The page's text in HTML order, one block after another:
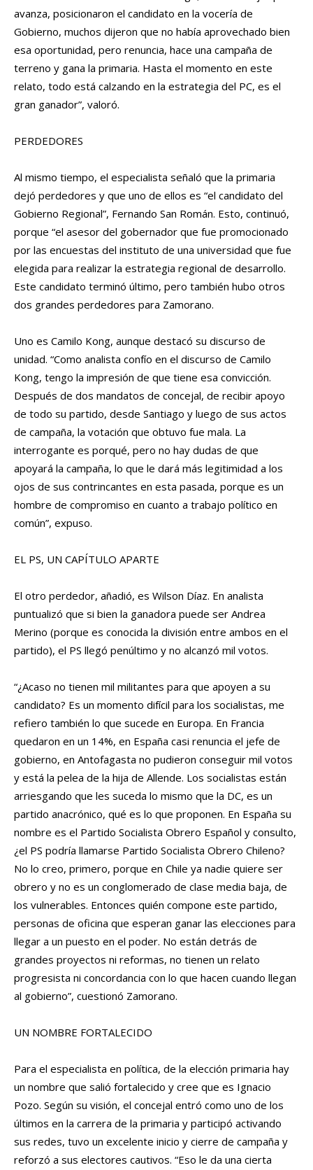
avanza, posicionaron el candidato en la vocería de
Gobierno, muchos dijeron que no había aprovechado bien
esa oportunidad, pero renuncia, hace una campaña de
terreno y gana la primaria. Hasta el momento en este
relato, todo está calzando en la estrategia del PC, es el
gran ganador”, valoró.
PERDEDORES
Al mismo tiempo, el especialista señaló que la primaria
dejó perdedores y que uno de ellos es “el candidato del
Gobierno Regional”, Fernando San Román. Esto, continuó,
porque “el asesor del gobernador que fue promocionado
por las encuestas del instituto de una universidad que fue
elegida para realizar la estrategia regional de desarrollo.
Este candidato terminó último, pero también hubo otros
dos grandes perdedores para Zamorano.
Uno es Camilo Kong, aunque destacó su discurso de
unidad. “Como analista confío en el discurso de Camilo
Kong, tengo la impresión de que tiene esa convicción.
Después de dos mandatos de concejal, de recibir apoyo
de todo su partido, desde Santiago y luego de sus actos
de campaña, la votación que obtuvo fue mala. La
interrogante es porqué, pero no hay dudas de que
apoyará la campaña, lo que le dará más legitimidad a los
ojos de sus contrincantes en esta pasada, porque es un
hombre de compromiso en cuanto a trabajo político en
común”, expuso.
EL PS, UN CAPÍTULO APARTE
El otro perdedor, añadió, es Wilson Díaz. En analista
puntualizó que si bien la ganadora puede ser Andrea
Merino (porque es conocida la división entre ambos en el
partido), el PS llegó penúltimo y no alcanzó mil votos.
“¿Acaso no tienen mil militantes para que apoyen a su
candidato? Es un momento difícil para los socialistas, me
refiero también lo que sucede en Europa. En Francia
quedaron en un 14%, en España casi renuncia el jefe de
gobierno, en Antofagasta no pudieron conseguir mil votos
y está la pelea de la hija de Allende. Los socialistas están
arriesgando que les suceda lo mismo que la DC, es un
partido anacrónico, qué es lo que proponen. En España su
nombre es el Partido Socialista Obrero Español y consulto,
¿el PS podría llamarse Partido Socialista Obrero Chileno?
No lo creo, primero, porque en Chile ya nadie quiere ser
obrero y no es un conglomerado de clase media baja, de
los vulnerables. Entonces quién compone este partido,
personas de oficina que esperan ganar las elecciones para
llegar a un puesto en el poder. No están detrás de
grandes proyectos ni reformas, no tienen un relato
progresista ni concordancia con lo que hacen cuando llegan
al gobierno”, cuestionó Zamorano.
UN NOMBRE FORTALECIDO
Para el especialista en política, de la elección primaria hay
un nombre que salió fortalecido y cree que es Ignacio
Pozo. Según su visión, el concejal entró como uno de los
últimos en la carrera de la primaria y participó activando
sus redes, tuvo un excelente inicio y cierre de campaña y
reforzó a sus electores cautivos. “Eso le da una cierta